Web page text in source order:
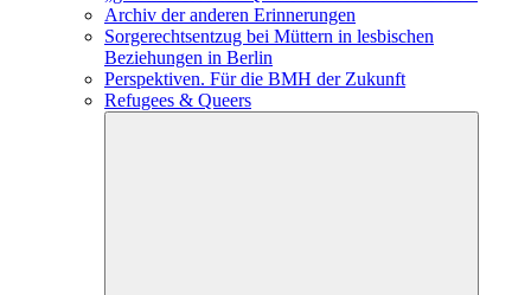
Archiv der anderen Erinnerungen
Sorgerechtsentzug bei Müttern in lesbischen
Beziehungen in Berlin
Perspektiven. Für die BMH der Zukunft
Refugees & Queers